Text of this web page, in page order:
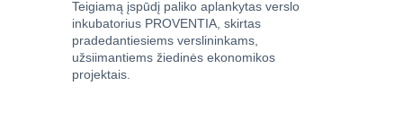
Teigiamą įspūdį paliko aplankytas verslo
inkubatorius PROVENTIA, skirtas
pradedantiesiems verslininkams,
užsiimantiems žiedinės ekonomikos
projektais.